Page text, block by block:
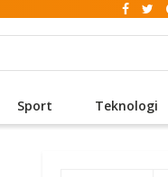
Sport Teknologi